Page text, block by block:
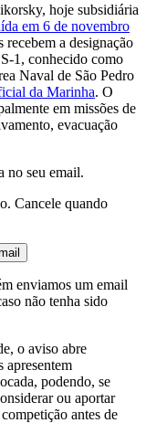
hoje subsidiária
em 6 de novembro
a designação
1, conhecido como
Naval de São Pedro
da Marinha. O
em missões de
evacuação
no seu email.
Cancele quando
enviamos um email
não tenha sido
o aviso abre
apresentem
podendo, se
ou aportar
antes de